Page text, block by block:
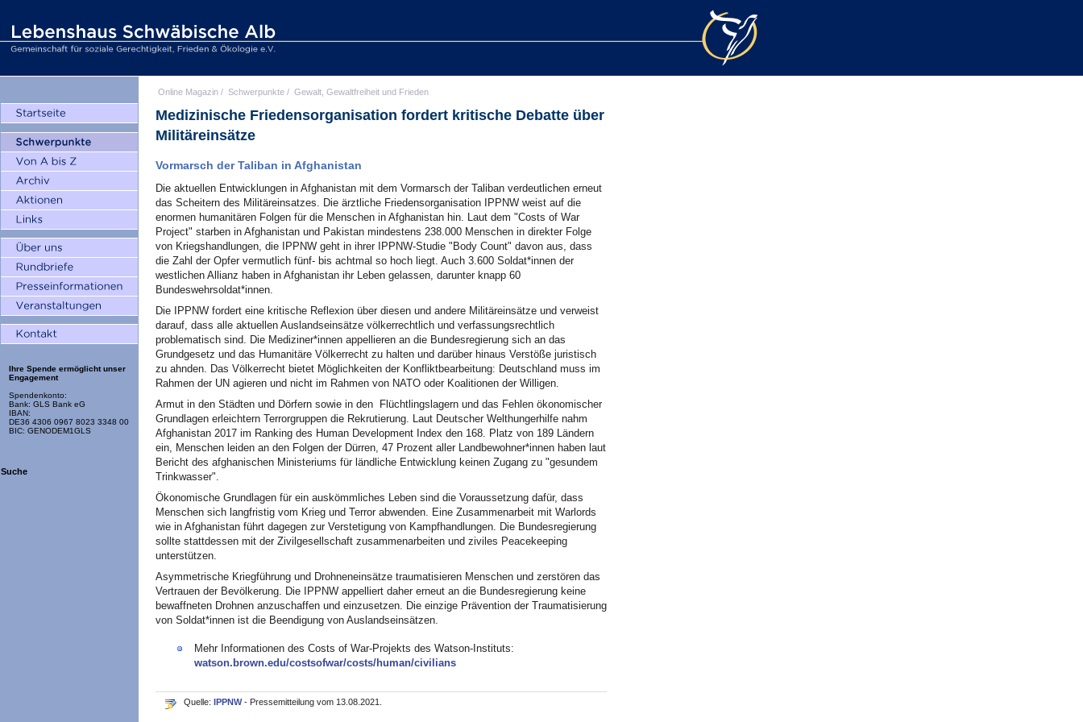
Ihre Spende ermöglicht unser
Engagement
Spendenkonto:
Bank: GLS Bank eG
IBAN:
DE36 4306 0967 8023 3348 00
BIC: GENODEM1GLS
Suche
Online Magazin / Schwerpunkte / Gewalt, Gewaltfreiheit und Frieden
Medizinische Friedensorganisation fordert kritische Debatte über
Militäreinsätze
Vormarsch der Taliban in Afghanistan
Die aktuellen Entwicklungen in Afghanistan mit dem Vormarsch der Taliban verdeutlichen erneut
das Scheitern des Militäreinsatzes. Die ärztliche Friedensorganisation IPPNW weist auf die
enormen humanitären Folgen für die Menschen in Afghanistan hin. Laut dem "Costs of War
Project" starben in Afghanistan und Pakistan mindestens 238.000 Menschen in direkter Folge
von Kriegshandlungen, die IPPNW geht in ihrer IPPNW-Studie "Body Count" davon aus, dass
die Zahl der Opfer vermutlich fünf- bis achtmal so hoch liegt. Auch 3.600 Soldat*innen der
westlichen Allianz haben in Afghanistan ihr Leben gelassen, darunter knapp 60
Bundeswehrsoldat*innen.
Die IPPNW fordert eine kritische Reflexion über diesen und andere Militäreinsätze und verweist
darauf, dass alle aktuellen Auslandseinsätze völkerrechtlich und verfassungsrechtlich
problematisch sind. Die Mediziner*innen appellieren an die Bundesregierung sich an das
Grundgesetz und das Humanitäre Völkerrecht zu halten und darüber hinaus Verstöße juristisch
zu ahnden. Das Völkerrecht bietet Möglichkeiten der Konfliktbearbeitung: Deutschland muss im
Rahmen der UN agieren und nicht im Rahmen von NATO oder Koalitionen der Willigen.
Armut in den Städten und Dörfern sowie in den Flüchtlingslagern und das Fehlen ökonomischer
Grundlagen erleichtern Terrorgruppen die Rekrutierung. Laut Deutscher Welthungerhilfe nahm
Afghanistan 2017 im Ranking des Human Development Index den 168. Platz von 189 Ländern
ein, Menschen leiden an den Folgen der Dürren, 47 Prozent aller Landbewohner*innen haben laut
Bericht des afghanischen Ministeriums für ländliche Entwicklung keinen Zugang zu "gesundem
Trinkwasser".
Ökonomische Grundlagen für ein auskömmliches Leben sind die Voraussetzung dafür, dass
Menschen sich langfristig vom Krieg und Terror abwenden. Eine Zusammenarbeit mit Warlords
wie in Afghanistan führt dagegen zur Verstetigung von Kampfhandlungen. Die Bundesregierung
sollte stattdessen mit der Zivilgesellschaft zusammenarbeiten und ziviles Peacekeeping
unterstützen.
Asymmetrische Kriegführung und Drohneneinsätze traumatisieren Menschen und zerstören das
Vertrauen der Bevölkerung. Die IPPNW appelliert daher erneut an die Bundesregierung keine
bewaffneten Drohnen anzuschaffen und einzusetzen. Die einzige Prävention der Traumatisierung
von Soldat*innen ist die Beendigung von Auslandseinsätzen.
Mehr Informationen des Costs of War-Projekts des Watson-Instituts:
watson.brown.edu/costsofwar/costs/human/civilians
Quelle: IPPNW- Pressemitteilung vom 13.08.2021.